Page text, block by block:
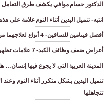
الدكتور حسام موافي يكشف طرق التعامل
انتبه- تنميل اليدين أثناء النوم علامة على
أفضل فيتامين للساقين- 4 أنواع لعلاجهما من التشنجات أثناء النوم
أعراض ضعف وظائف الكبد- 7 علامات تظهر على القدمين
المدينة العربية التي لا يجوع فيها إنسان…
تنميل اليدين بشكل متكرر أثناء النوم
تتجاهلها